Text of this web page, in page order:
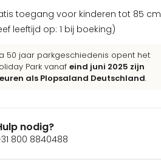
toegang voor kinderen tot 85 cm
leeftijd op: 1 bij boeking)
50 jaar parkgeschiedenis opent het
Park vanaf eind juni 2025 zijn
als Plopsaland Deutschland.
nodig?
800 8840488